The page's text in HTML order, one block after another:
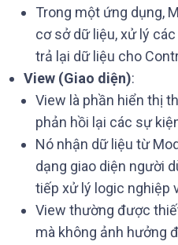
Trong một ứng dụng,
cơ sở dữ liệu, xử lý
trả lại dữ liệu cho
View (Giao diện):
View là phần hiển thị
phản hồi lại các sự
Nó nhận dữ liệu từ
dạng giao diện người
tiếp xử lý logic nghiệp
View thường được
mà không ảnh hưởng